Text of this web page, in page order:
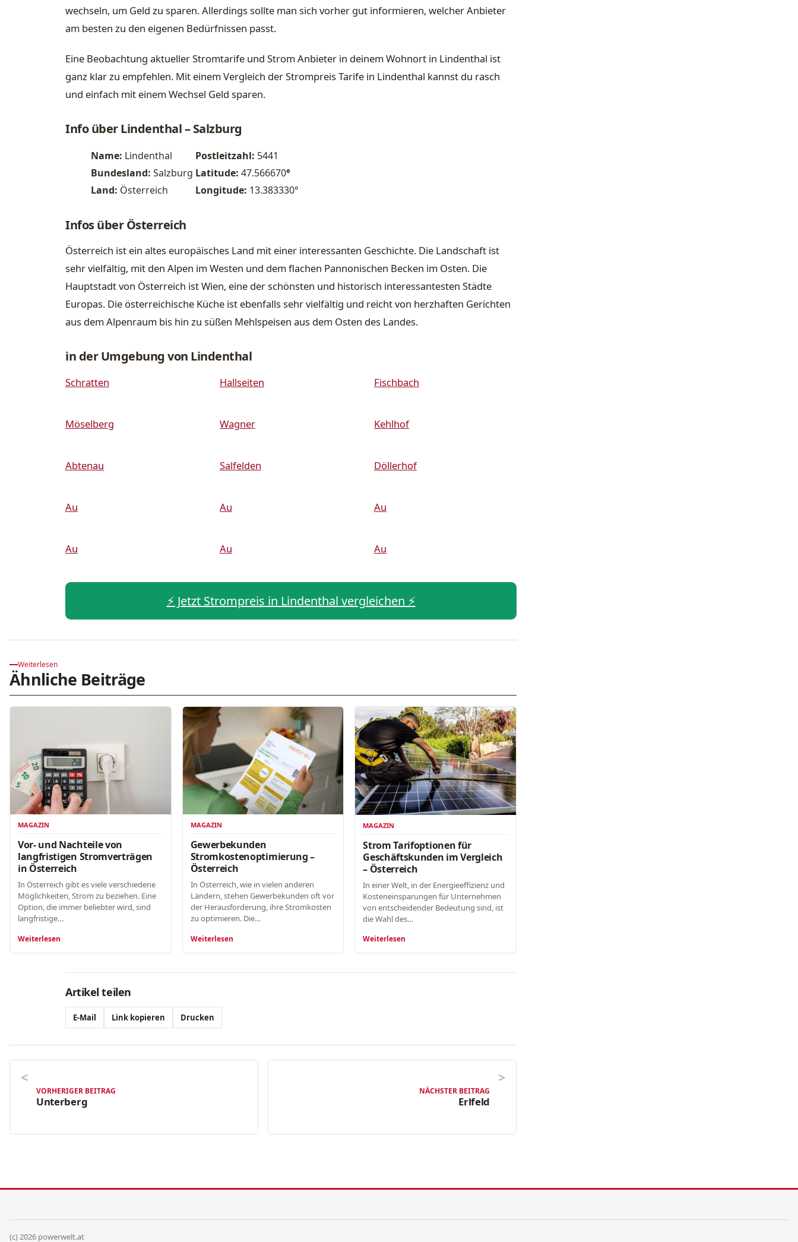
wechseln, um Geld zu sparen. Allerdings sollte man sich vorher gut informieren, welcher Anbieter
am besten zu den eigenen Bedürfnissen passt.
Eine Beobachtung aktueller Stromtarife und Strom Anbieter in deinem Wohnort in Lindenthal ist
ganz klar zu empfehlen. Mit einem Vergleich der Strompreis Tarife in Lindenthal kannst du rasch
und einfach mit einem Wechsel Geld sparen.
Info über Lindenthal – Salzburg
Name: Lindenthal Postleitzahl: 5441
Bundesland: Salzburg Latitude: 47.566670°
Land: Österreich Longitude: 13.383330°
Infos über Österreich
Österreich ist ein altes europäisches Land mit einer interessanten Geschichte. Die Landschaft ist
sehr vielfältig, mit den Alpen im Westen und dem flachen Pannonischen Becken im Osten. Die
Hauptstadt von Österreich ist Wien, eine der schönsten und historisch interessantesten Städte
Europas. Die österreichische Küche ist ebenfalls sehr vielfältig und reicht von herzhaften Gerichten
aus dem Alpenraum bis hin zu süßen Mehlspeisen aus dem Osten des Landes.
in der Umgebung von Lindenthal
Schratten Hallseiten Fischbach
Möselberg Wagner Kehlhof
Abtenau Salfelden Döllerhof
Au Au Au
Au Au Au
⚡️ Jetzt Strompreis in Lindenthal vergleichen ⚡️
Weiterlesen
Ähnliche Beiträge
MAGAZIN
Vor- und Nachteile von
langfristigen Stromverträgen
in Österreich
In Österreich gibt es viele verschiedene
Möglichkeiten, Strom zu beziehen. Eine
Option, die immer beliebter wird, sind
langfristige…
Weiterlesen
MAGAZIN
Gewerbekunden
Stromkostenoptimierung –
Österreich
In Österreich, wie in vielen anderen
Ländern, stehen Gewerbekunden oft vor
der Herausforderung, ihre Stromkosten
zu optimieren. Die…
Weiterlesen
MAGAZIN
Strom Tarifoptionen für
Geschäftskunden im Vergleich
– Österreich
In einer Welt, in der Energieeffizienz und
Kosteneinsparungen für Unternehmen
von entscheidender Bedeutung sind, ist
die Wahl des…
Weiterlesen
Artikel teilen
E-Mail Link kopieren Drucken
VORHERIGER BEITRAG
Unterberg
NÄCHSTER BEITRAG
Erlfeld
(c) 2026 powerwelt.at